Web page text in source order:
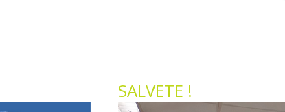
SALVETE !